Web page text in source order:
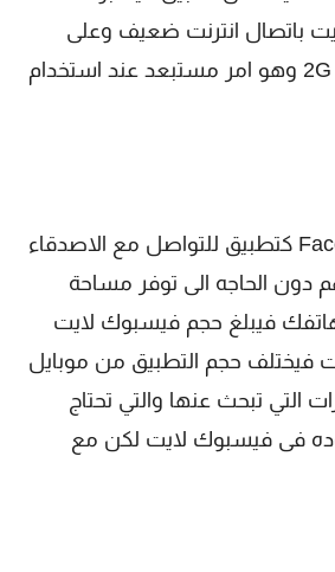
باتصال انترنت ضعيف وعلى
شبكات الجيل الثاني 2G وهو امر مستبعد عند استخدام
استخدم Facebook Lite كتطبيق للتواصل مع الاصدقاء
دون الحاجه الى توفر مساحة
هاتفك فيبلغ حجم فيسبوك لايت
ميجابايت فيختلف حجم التطبيق من موبايل
التي تبحث عنها والتي تحتاج
فى فيسبوك لايت لكن مع